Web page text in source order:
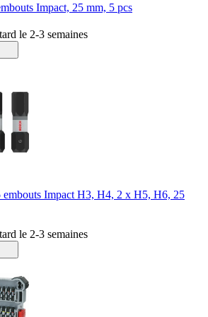
Impact, 25 mm, 5 pcs
le 2-3 semaines
embouts Impact H3, H4, 2 x H5, H6, 25
le 2-3 semaines